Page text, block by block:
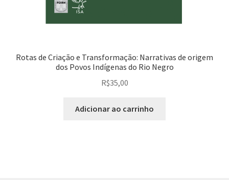
Rotas de Criação e Transformação: Narrativas de origem
dos Povos Indígenas do Rio Negro
R$35,00
Adicionar ao carrinho